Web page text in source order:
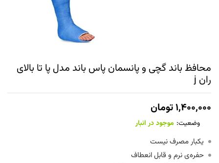
محافظ باند گچی و پانسمان پاس باند مدل پا تا بالای
ران j
۱,۴۰۰,۰۰۰تومان
وضعیت: موجود در انبار
یکبار مصرف نیست
حفره‌ی نرم و قابل انعطاف